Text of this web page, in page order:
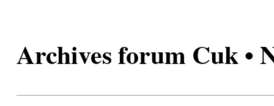
Archives forum Cuk •